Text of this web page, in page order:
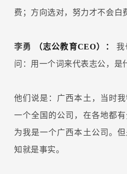
费；方向选对，努力才不会白
李勇 （志公教育CEO）：我
问：用一个词来代表志公，是
他们说是：广西本土，当时
一个全国的公司，在各地都
为我是一个广西本土公司。
知就是事实。